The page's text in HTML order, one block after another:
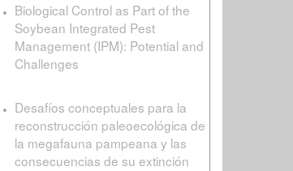
Biological Control as Part of the
Soybean Integrated Pest
Management (IPM): Potential and
Challenges
Desafíos conceptuales para la
reconstrucción paleoecológica de
la megafauna pampeana y las
consecuencias de su extinción